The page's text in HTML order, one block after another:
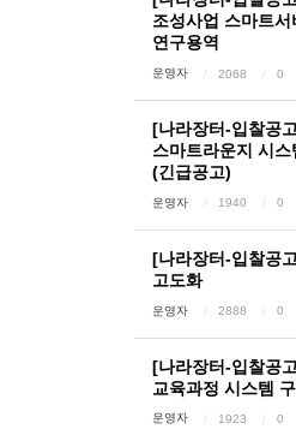
조성사업 스마트
연구용역
운영자 2068 0
[나라장터-입찰공
스마트라운지 시
(긴급공고)
운영자 1940 0
[나라장터-입찰공
고도화
운영자 2888 0
[나라장터-입찰공
교육과정 시스템
운영자 1923 0